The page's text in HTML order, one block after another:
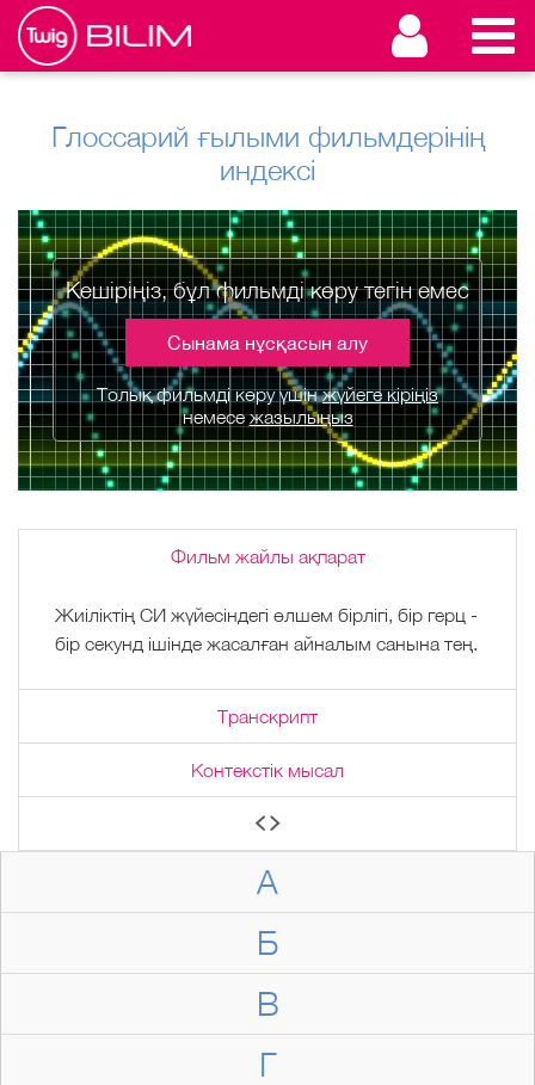
Глоссарий ғылыми фильмдерінің
индексі
А
Б
В
Г
Кешіріңіз, бұл фильмді көру тегін емес
Сынама нұсқасын алу
Толық фильмді көру үшінжүйеге кіріңіз
немесежазылыңыз
Фильм жайлы ақпарат
Жиіліктің СИ жүйесіндегі өлшем бірлігі, бір герц -
бір секунд ішінде жасалған айналым санына тең.
Транскрипт
Контекстік мысал